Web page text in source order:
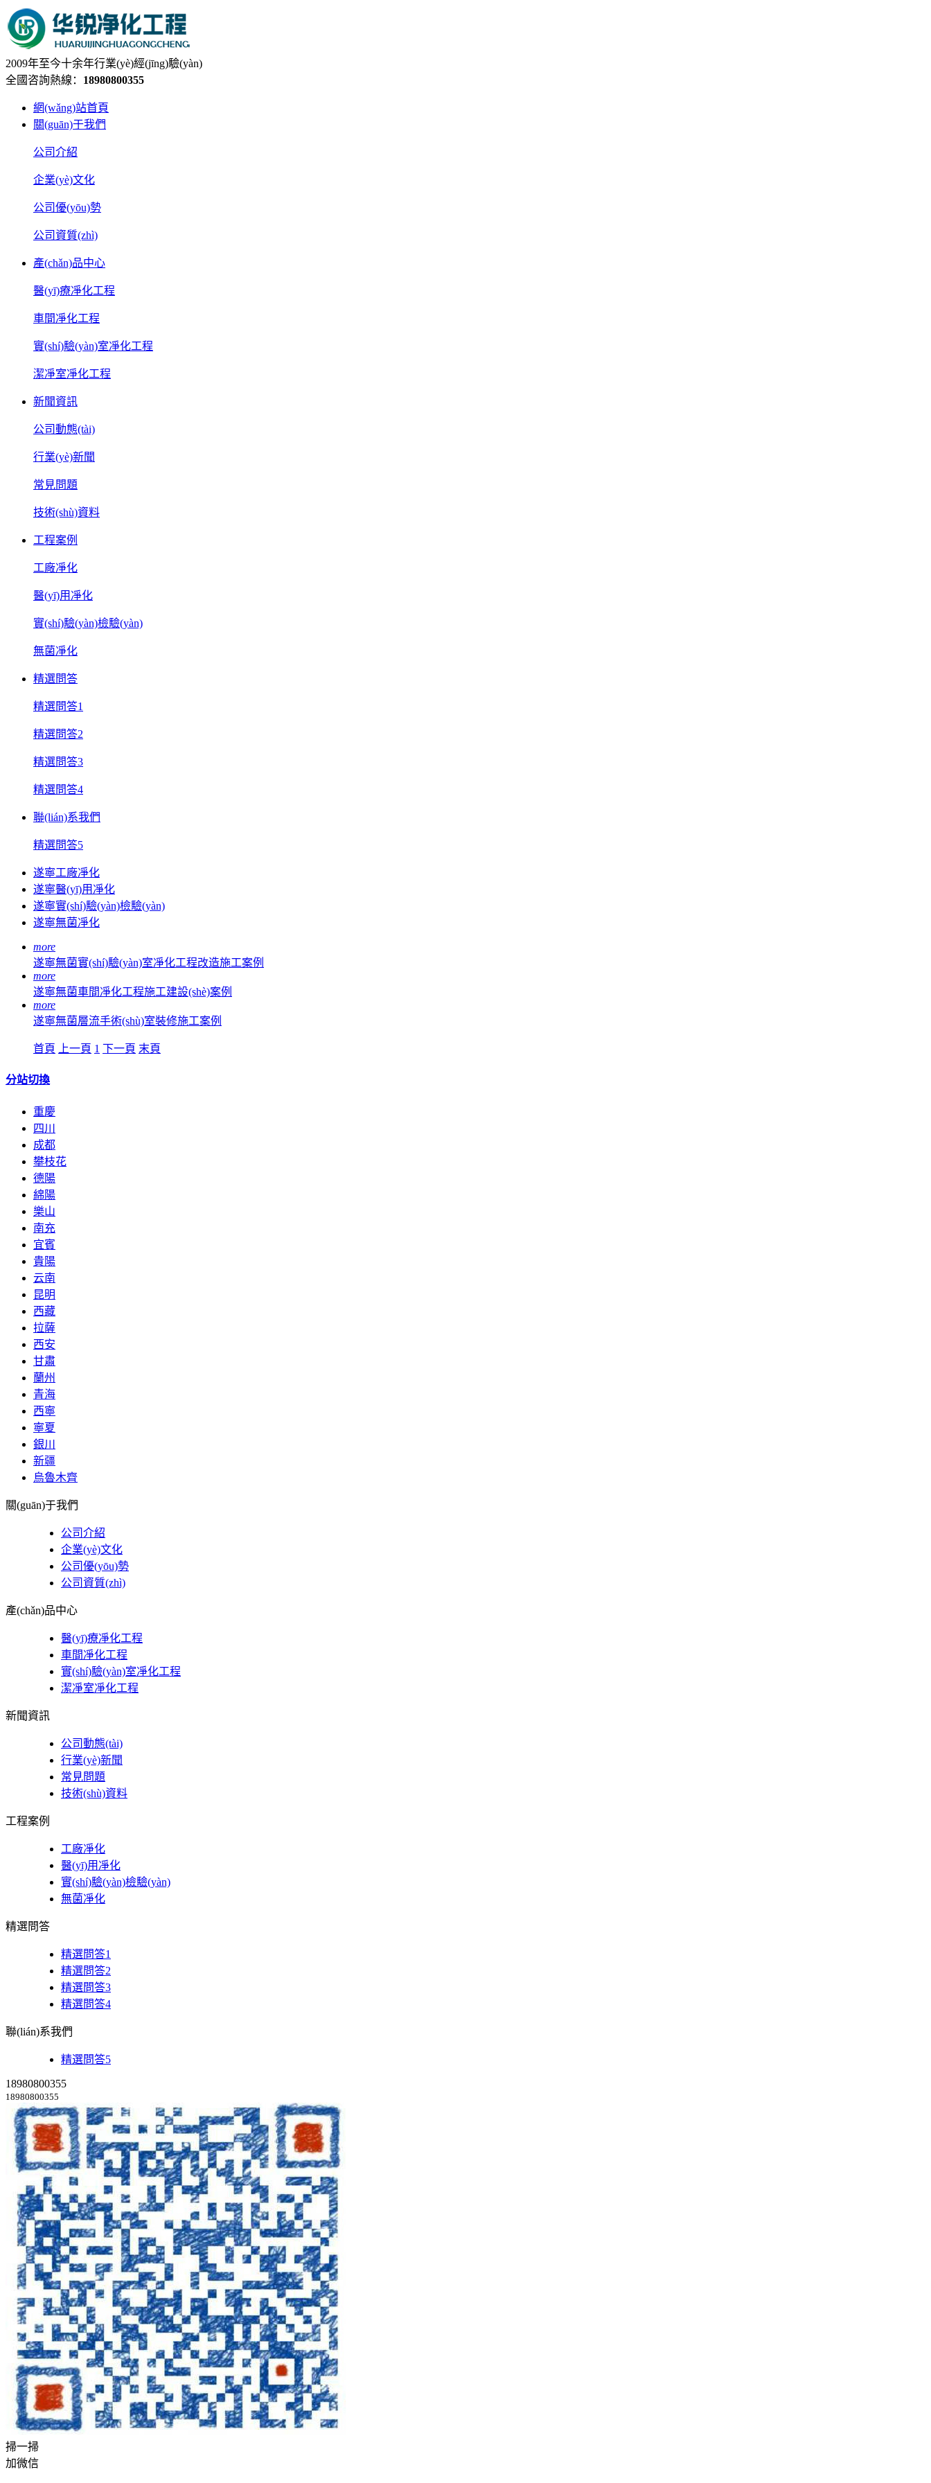
2009年至今十余年行業(yè)經(jīng)驗(yàn)
全國咨詢熱線： 18980800355
網(wǎng)站首頁
關(guān)于我們
公司介紹
企業(yè)文化
公司優(yōu)勢
公司資質(zhì)
產(chǎn)品中心
醫(yī)療凈化工程
車間凈化工程
實(shí)驗(yàn)室凈化工程
潔凈室凈化工程
新聞資訊
公司動態(tài)
行業(yè)新聞
常見問題
技術(shù)資料
工程案例
工廠凈化
醫(yī)用凈化
實(shí)驗(yàn)檢驗(yàn)
無菌凈化
精選問答
精選問答1
精選問答2
精選問答3
精選問答4
聯(lián)系我們
精選問答5
遂寧工廠凈化
遂寧醫(yī)用凈化
遂寧實(shí)驗(yàn)檢驗(yàn)
遂寧無菌凈化
more
遂寧無菌實(shí)驗(yàn)室凈化工程改造施工案例
more
遂寧無菌車間凈化工程施工建設(shè)案例
more
遂寧無菌層流手術(shù)室裝修施工案例
首頁 上一頁 1 下一頁 末頁
分站切換
重慶
四川
成都
攀枝花
德陽
綿陽
樂山
南充
宜賓
貴陽
云南
昆明
西藏
拉薩
西安
甘肅
蘭州
青海
西寧
寧夏
銀川
新疆
烏魯木齊
關(guān)于我們
公司介紹
企業(yè)文化
公司優(yōu)勢
公司資質(zhì)
產(chǎn)品中心
醫(yī)療凈化工程
車間凈化工程
實(shí)驗(yàn)室凈化工程
潔凈室凈化工程
新聞資訊
公司動態(tài)
行業(yè)新聞
常見問題
技術(shù)資料
工程案例
工廠凈化
醫(yī)用凈化
實(shí)驗(yàn)檢驗(yàn)
無菌凈化
精選問答
精選問答1
精選問答2
精選問答3
精選問答4
聯(lián)系我們
精選問答5
18980800355
18980800355
掃一掃
加微信